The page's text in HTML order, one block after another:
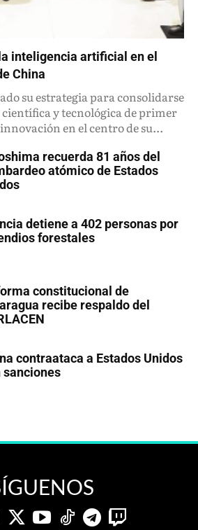
inteligencia artificial en el
China
su estrategia para consolidarse
y tecnológica de primer
en el centro de su...
recuerda 81 años del
atómico de Estados
detiene a 402 personas por
forestales
constitucional de
recibe respaldo del
contraataca a Estados Unidos
sanciones